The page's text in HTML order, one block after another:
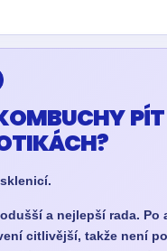
a nejlepší rada. Po
citlivější, takže není